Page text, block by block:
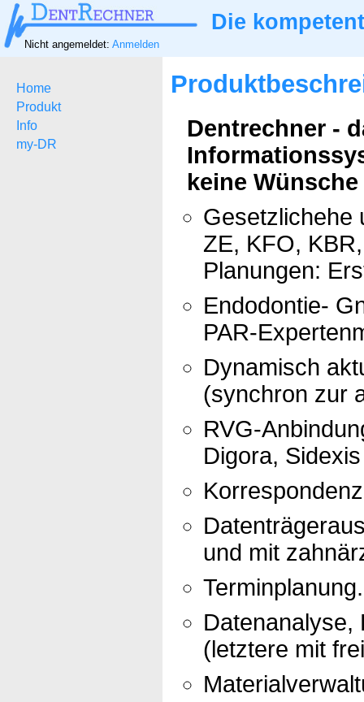
Die
Nicht angemeldet: Anmelden
Home
Produkt
Info
my-DR
Dentrechner -
keine
Gesetzlichehe
ZE, KFO,
Planungen:
Endodontie-
PAR-
Dynamisch
(synchron zur
RVG-
Digora,
und mit
Terminplanung.
Datenanalyse,
(letztere mit